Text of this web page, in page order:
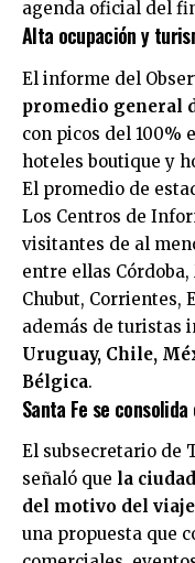
agenda oficial del
Alta ocupación y
El informe del
promedio general
con picos del 100%
hoteles boutique y
El promedio de
Los Centros de
visitantes de al
entre ellas Córdoba,
Chubut, Corrientes,
además de turistas
Uruguay, Chile,
Bélgica.
Santa Fe se
El subsecretario de
señaló que la
del motivo del viaje
una propuesta que